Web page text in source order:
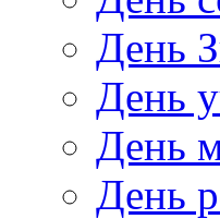
День
День
День
День